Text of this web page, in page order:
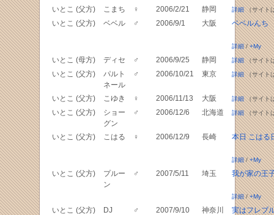
いとこ (父方) こまち ♀ 2006/2/21 静岡 詳細（サイト
いとこ (父方) ベベル ♂ 2006/9/1 大阪 ベベルんち
詳細/+My
いとこ (母方) ディセ ♂ 2006/9/25 静岡 詳細（サイト
いとこ (父方)
パルト
ネール
♂ 2006/10/21 東京 詳細（サイト
いとこ (父方) こゆき ♀ 2006/11/13 大阪 詳細（サイト
いとこ (父方)
ショー
グン
♂ 2006/12/6 北海道 詳細（サイト
いとこ (父方) こはる ♀ 2006/12/9 長崎 本日 こはる
詳細/+My
いとこ (父方)
プルー
ン
♂ 2007/5/11 埼玉 我が家の王
詳細/+My
いとこ (父方) DJ ♂ 2007/9/10 神奈川 実はフレブ